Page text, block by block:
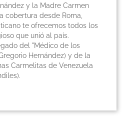
y la Madre Carmen
cobertura desde Roma,
te ofrecemos todos los
que unió al país.
del "Médico de los
Hernández) y de la
Carmelitas de Venezuela